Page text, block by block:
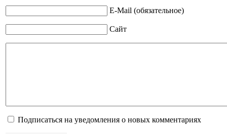
E-Mail (обязательное)
Сайт
Подписаться на уведомления о новых комментариях